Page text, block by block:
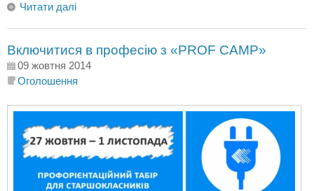
Читати далі
Включитися в професію з «PROF CAMP»
09 жовтня 2014
Оголошення